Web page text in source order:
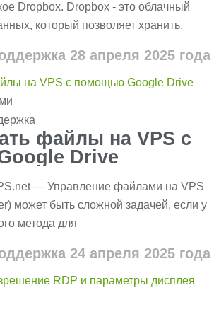
Dropbox. Dropbox - это облачный
который позволяет хранить,
28 апреля 2025 года
файлы на VPS с
Drive
— Управление файлами на VPS
может быть сложной задачей, если у
метода для
24 апреля 2025 года